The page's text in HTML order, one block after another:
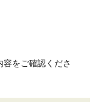
をご確認くださ